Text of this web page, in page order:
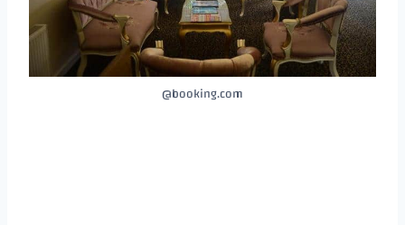
booking.com@